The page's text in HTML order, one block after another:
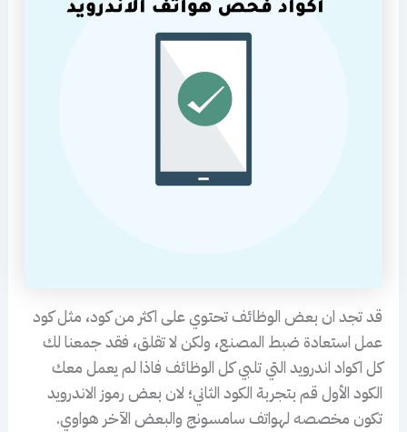
قد تجد ان بعض الوظائف تحتوي على اكثر من كود، مثل كود
عمل استعادة ضبط المصنع، ولكن لا تقلق، فقد جمعنا لك
كل اكواد اندرويد التي تلبي كل الوظائف فاذا لم يعمل معك
الكود الأول قم بتجربة الكود الثاني؛ لان بعض رموز الاندرويد
تكون مخصصه لهواتف سامسونج والبعض الآخر هواوي.